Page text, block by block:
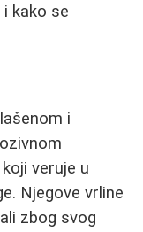
kako se
i
veruje u
Njegove vrline
zbog svog